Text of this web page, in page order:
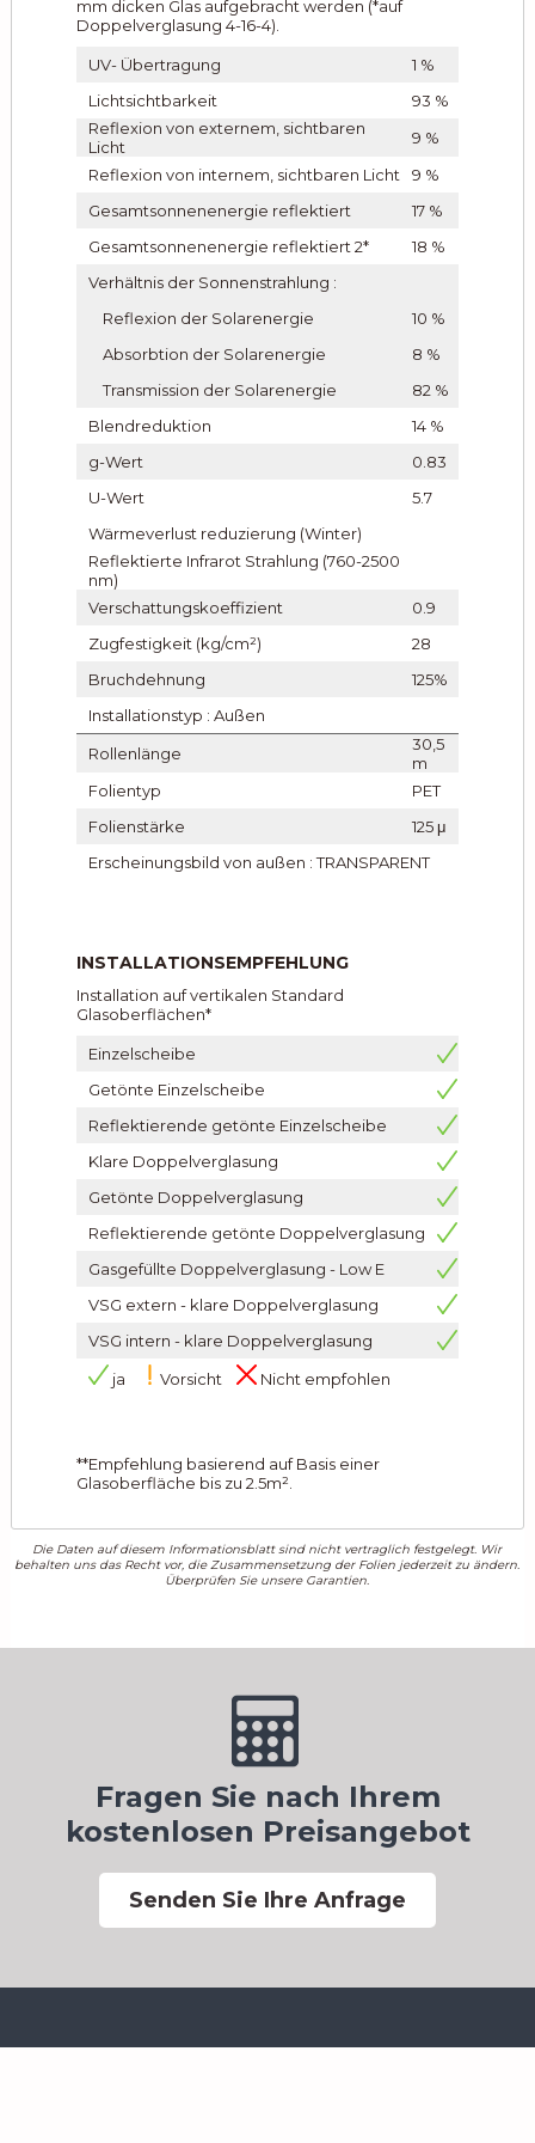
mm dicken Glas aufgebracht werden (*auf
Doppelverglasung 4-16-4).
UV- Übertragung
1 %
Lichtsichtbarkeit
93 %
Reflexion von externem, sichtbaren
Licht
9 %
Reflexion von internem, sichtbaren Licht
9 %
Gesamtsonnenenergie reflektiert
17 %
Gesamtsonnenenergie reflektiert 2*
18 %
Verhältnis der Sonnenstrahlung :
Reflexion der Solarenergie
10 %
Absorbtion der Solarenergie
8 %
Transmission der Solarenergie
82 %
Blendreduktion
14 %
g-Wert
0.83
U-Wert
5.7
Wärmeverlust reduzierung (Winter)
Reflektierte Infrarot Strahlung (760-2500
nm)
Verschattungskoeffizient
0.9
Zugfestigkeit (kg/cm²)
28
Bruchdehnung
125%
Installationstyp : Außen
Rollenlänge
30,5
m
Folientyp
PET
Folienstärke
125 μ
Erscheinungsbild von außen : TRANSPARENT
INSTALLATIONSEMPFEHLUNG
Installation auf vertikalen Standard
Glasoberflächen*
Einzelscheibe
Getönte Einzelscheibe
Reflektierende getönte Einzelscheibe
Klare Doppelverglasung
Getönte Doppelverglasung
Reflektierende getönte Doppelverglasung
Gasgefüllte Doppelverglasung - Low E
VSG extern - klare Doppelverglasung
VSG intern - klare Doppelverglasung
ja
Vorsicht Nicht empfohlen
**Empfehlung basierend auf Basis einer
Glasoberfläche bis zu 2.5m².
Die Daten auf diesem Informationsblatt sind nicht vertraglich festgelegt. Wir
behalten uns das Recht vor, die Zusammensetzung der Folien jederzeit zu ändern.
Überprüfen Sie unsere Garantien.
Fragen Sie nach Ihrem
kostenlosen Preisangebot
Senden Sie Ihre Anfrage